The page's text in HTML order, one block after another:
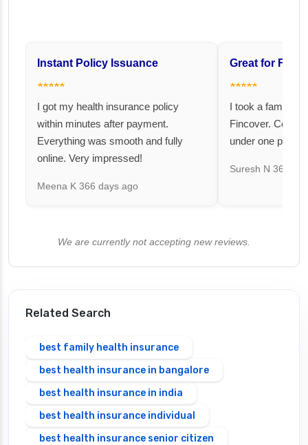
Instant Policy Issuance
★★★★★
I got my health insurance policy
within minutes after payment.
Everything was smooth and fully
online. Very impressed!
Meena K 366 days ago
Great for
★★★★★
I took a family
Fincover.
under one
Suresh N 367
We are currently not accepting new reviews.
Related Search
best family health insurance
best health insurance in bangalore
best health insurance in india
best health insurance individual
best health insurance senior citizen